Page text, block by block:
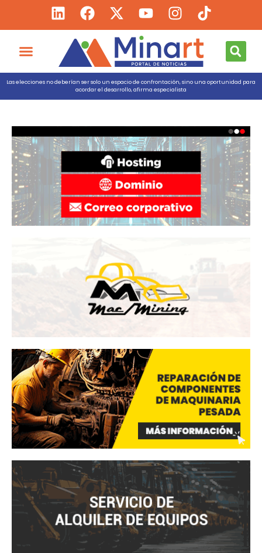
Las elecciones no deberían ser solo un espacio de confrontación, sino una oportunidad para
acordar el desarrollo, afirma especialista